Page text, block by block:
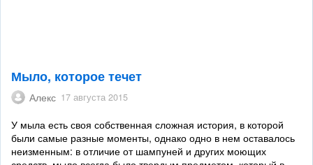
Мыло, которое течет
Алекс 17 августа 2015
У мыла есть своя собственная сложная история, в которой
были самые разные моменты, однако одно в нем оставалось
неизменным: в отличие от шампуней и других моющих